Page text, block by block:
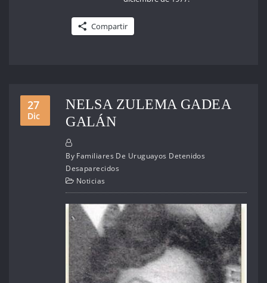
Compartir
27
Dic
NELSA ZULEMA GADEA
GALÁN
By Familiares De Uruguayos Detenidos
Desaparecidos
Noticias